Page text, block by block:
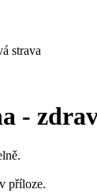
strava
-
příloze.